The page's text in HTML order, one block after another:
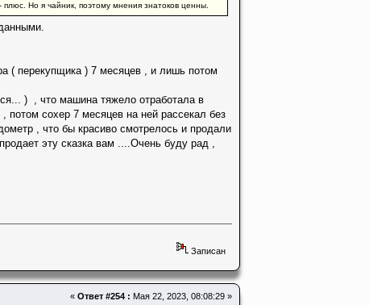
Но я чайник, поэтому мнения знатоков ценны.
( перекупщика ) 7 месяцев , и лишь потом
) , что машина тяжело отработала в
сохер 7 месяцев на ней рассекал без
, что бы красиво смотрелось и продали
эту сказка вам ....Очень буду рад ,
Записан
« Ответ #254 : Мая 22, 2023, 08:08:29 »